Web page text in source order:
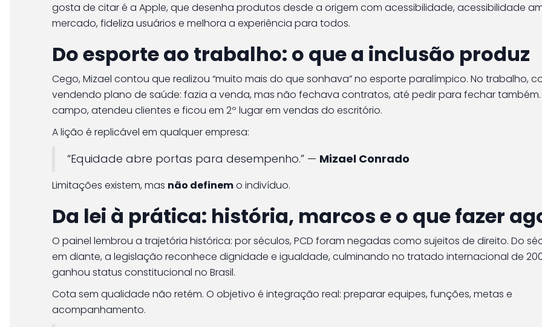
gosta de citar é a Apple, que desenha produtos desde a origem com acessibilidade, acessibilidade
mercado, fideliza usuários e melhora a experiência para todos.
Do esporte ao trabalho: o que a inclusão produz
Cego, Mizael contou que realizou “muito mais do que sonhava” no esporte paralímpico. No trabalho,
vendendo plano de saúde: fazia a venda, mas não fechava contratos, até pedir para fechar também.
campo, atendeu clientes e ficou em 2º lugar em vendas do escritório.
A lição é replicável em qualquer empresa:
“Equidade abre portas para desempenho.” — Mizael Conrado
Limitações existem, mas não definemo indivíduo.
Da lei à prática: história, marcos e o que fazer
O painel lembrou a trajetória histórica: por séculos, PCD foram negadas como sujeitos de direito. Do
em diante, a legislação reconhece dignidade e igualdade, culminando no tratado internacional de
ganhou status constitucional no Brasil.
Cota sem qualidade não retém. O objetivo é integração real: preparar equipes, funções, metas e
acompanhamento.